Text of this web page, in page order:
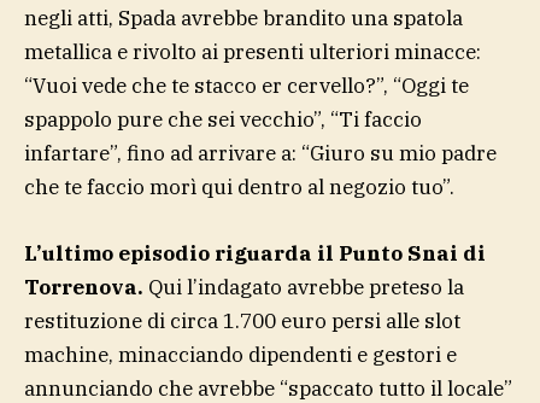
negli atti, Spada avrebbe brandito una spatola
metallica e rivolto ai presenti ulteriori minacce:
“Vuoi vede che te stacco er cervello?”, “Oggi te
spappolo pure che sei vecchio”, “Ti faccio
infartare”, fino ad arrivare a: “Giuro su mio padre
che te faccio morì qui dentro al negozio tuo”.
L’ultimo episodio riguarda il Punto Snai di
Torrenova. Qui l’indagato avrebbe preteso la
restituzione di circa 1.700 euro persi alle slot
machine, minacciando dipendenti e gestori e
annunciando che avrebbe “spaccato tutto il locale”